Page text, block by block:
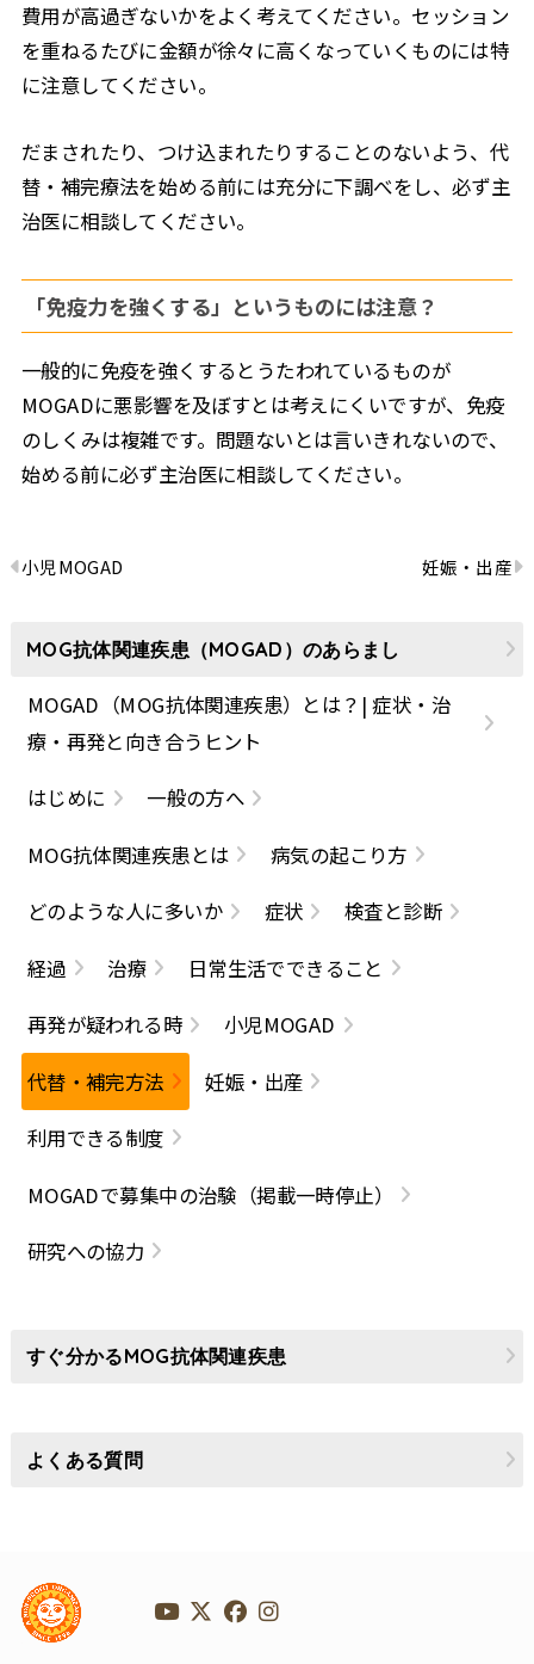
費用が高過ぎないかをよく考えてください。セッション
を重ねるたびに金額が徐々に高くなっていくものには特
に注意してください。
だまされたり、つけ込まれたりすることのないよう、代
替・補完療法を始める前には充分に下調べをし、必ず主
治医に相談してください。
「免疫力を強くする」というものには注意？
一般的に免疫を強くするとうたわれているものが
MOGADに悪影響を及ぼすとは考えにくいですが、免疫
のしくみは複雑です。問題ないとは言いきれないので、
始める前に必ず主治医に相談してください。
小児MOGAD 妊娠・出産
MOG抗体関連疾患（MOGAD）のあらまし
MOGAD（MOG抗体関連疾患）とは？| 症状・治
療・再発と向き合うヒント
はじめに
一般の方へ
MOG抗体関連疾患とは
病気の起こり方
どのような人に多いか
症状
検査と診断
経過
治療
日常生活でできること
再発が疑われる時
小児MOGAD
代替・補完方法
妊娠・出産
利用できる制度
MOGADで募集中の治験（掲載一時停止）
研究への協力
すぐ分かるMOG抗体関連疾患
よくある質問